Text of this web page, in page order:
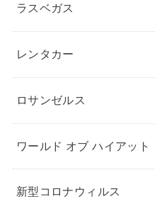
ラスベガス
レンタカー
ロサンゼルス
ワールド オブ ハイアット
新型コロナウィルス